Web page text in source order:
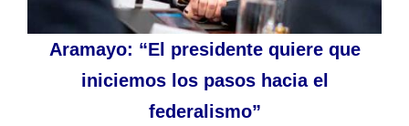
Aramayo: “El presidente quiere que
iniciemos los pasos hacia el
federalismo”